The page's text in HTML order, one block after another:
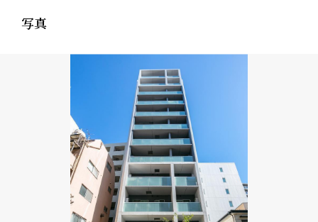
◇東京メトロ南北線・都営大江戸線「麻布十番」駅徒
写真